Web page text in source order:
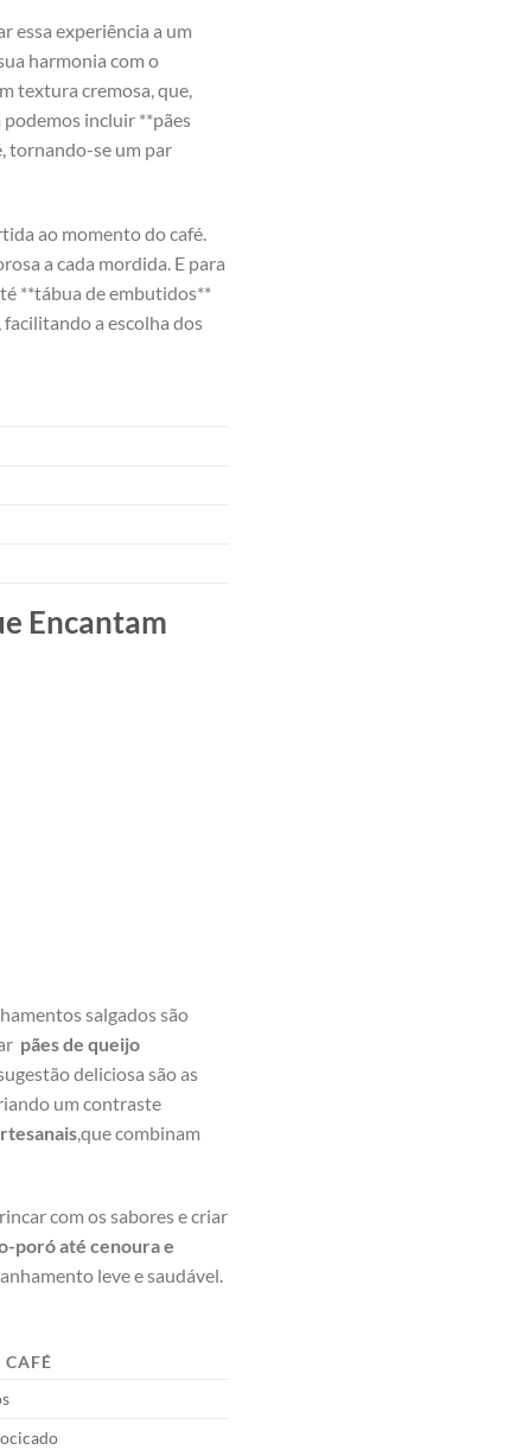
essa experiência a um
harmonia com⁢ o
textura cremosa, que,
incluir ‍**pães
​tornando-se ⁢um par
​ao ⁣momento do café.
a cada⁢ mordida. E‍ para
**tábua de ⁢embutidos**⁣
a ⁣escolha dos
Encantam
salgados são
pães de queijo
deliciosa são ‍as
um contraste
,que combinam
com​ os sabores⁢ e⁢ criar
poró até cenoura ‌e
leve e saudável.